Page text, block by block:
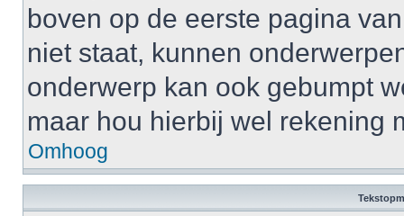
boven op de eerste pagina
niet staat, kunnen
onderwerp kan ook gebumpt
maar hou hierbij wel rekening
Omhoog